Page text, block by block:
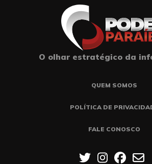
O olhar estratégico da
QUEM SOMOS
POLÍTICA DE
FALE CONOSCO